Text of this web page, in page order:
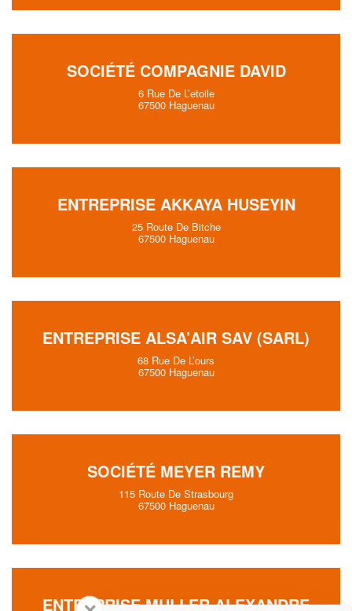
SOCIÉTÉ COMPAGNIE DAVID
6 Rue De L’etoile
67500 Haguenau
ENTREPRISE AKKAYA HUSEYIN
25 Route De Bitche
67500 Haguenau
ENTREPRISE ALSA’AIR SAV (SARL)
68 Rue De L’ours
67500 Haguenau
SOCIÉTÉ MEYER REMY
115 Route De Strasbourg
67500 Haguenau
ENTREPRISE MULLER ALEXANDRE